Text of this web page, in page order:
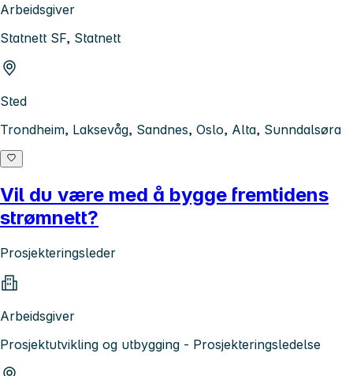
Arbeidsgiver
Statnett SF, Statnett
Sted
Trondheim, Laksevåg, Sandnes, Oslo, Alta, Sunndalsøra
Vil du være med å bygge fremtidens
strømnett?
Prosjekteringsleder
Arbeidsgiver
Prosjektutvikling og utbygging - Prosjekteringsledelse